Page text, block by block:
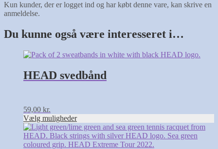
Kun kunder, der er logget ind og har købt denne vare, kan skrive en
anmeldelse.
Du kunne også være interesseret i…
HEAD svedbånd
59,00 kr.
Vælg muligheder
Dette
har
flere
kan
vælges
på
varesiden
Dette
vare
har